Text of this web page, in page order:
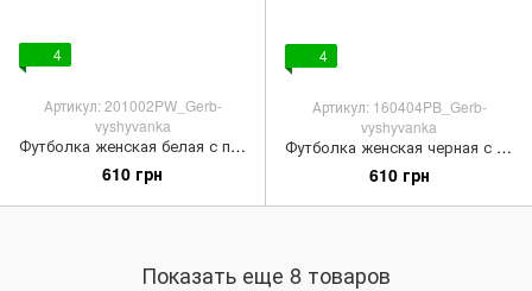
4
Артикул: 201002PW_Gerb-
vyshyvanka
Футболка женская белая с принтом "Герб-вышиванка"
610 грн
4
Артикул: 160404PB_Gerb-
vyshyvanka
Футболка женская черная с принтом "Герб-вышиванка"
610 грн
Показать еще 8 товаров